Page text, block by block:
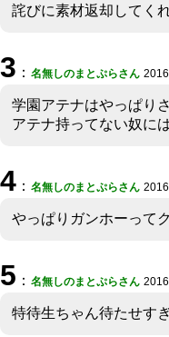
詫びに素材返却してく
3 ： 名無しのまとぷらさん
学園アテナはやっぱり
アテナ持ってない奴に
4 ： 名無しのまとぷらさん
やっぱりガンホーって
5 ： 名無しのまとぷらさん
特待生ちゃん待たせすぎ